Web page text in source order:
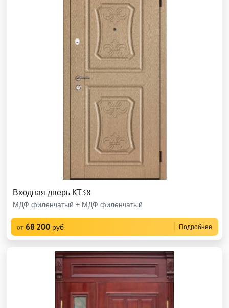
Входная дверь КТ38
МДФ филенчатый + МДФ филенчатый
от 68 200 руб Подробнее